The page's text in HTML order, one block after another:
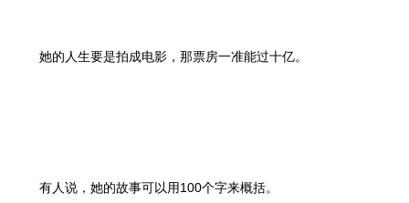
她的人生要是拍成电影，那票房一准能过十亿。
有人说，她的故事可以用100个字来概括。